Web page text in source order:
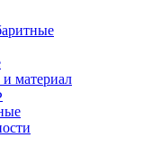
материал